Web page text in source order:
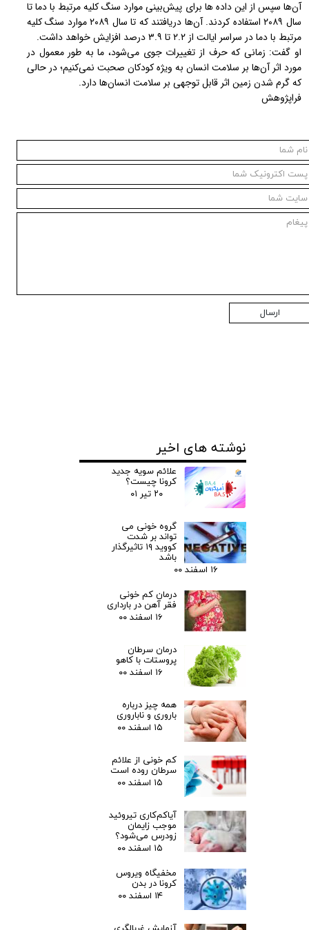
آن‌ها سپس از این داده ها برای پیش‌بینی موارد سنگ کلیه مرتبط با دما تا
سال ۲۰۸۹ استفاده کردند. آن‌ها دریافتند که تا سال ۲۰۸۹ موارد سنگ کلیه
مرتبط با دما در سراسر ایالت از ۲.۲ تا ۳.۹ درصد افزایش خواهد داشت.
او گفت: زمانی که حرف از تغییرات جوی می‌شود، ما به طور معمول در
مورد اثر آن‌ها بر سلامت انسان به ویژه کودکان صحبت نمی‌کنیم؛ در حالی
که گرم شدن زمین اثر قابل توجهی بر سلامت انسان‌ها دارد.
فراپژوهش
ارسال
نوشته های اخیر
علائم سویه جدید
کرونا چیست؟
۲۰ تیر ۰۱
گروه خونی می
تواند بر شدت
کووید ۱۹ تاثیرگذار
باشد
۱۶ اسفند ۰۰
درمان کم خونی
فقر آهن در بارداری
۱۶ اسفند ۰۰
درمان سرطان
پروستات با کاهو
۱۶ اسفند ۰۰
همه چیز درباره
باروری و ناباروری
۱۵ اسفند ۰۰
کم خونی از علائم
سرطان روده است
۱۵ اسفند ۰۰
آیاکم‌کاری تیروئید
موجب زایمان
زودرس می‌شود؟
۱۵ اسفند ۰۰
مخفیگاه ویروس
کرونا در بدن
۱۴ اسفند ۰۰